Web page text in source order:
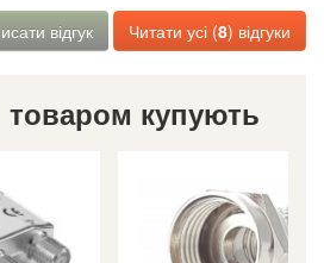
відгук Читати усі (8) відгуки
купують